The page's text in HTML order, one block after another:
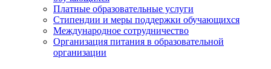
Платные образовательные услуги
Стипендии и меры поддержки обучающихся
Международное сотрудничество
Организация питания в образовательной
организации